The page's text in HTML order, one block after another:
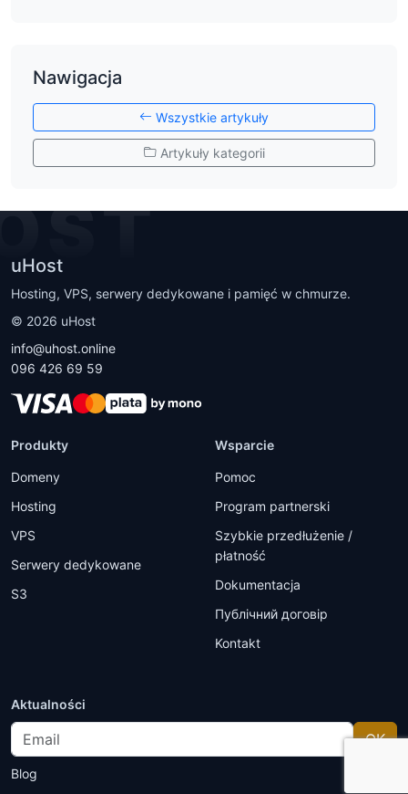
Nawigacja
Wszystkie artykuły
Artykuły kategorii
uHost
Hosting, VPS, serwery dedykowane i pamięć w chmurze.
© 2026 uHost
info@uhost.online
096 426 69 59
Produkty
Domeny
Hosting
VPS
Serwery dedykowane
S3
Wsparcie
Pomoc
Program partnerski
Szybkie przedłużenie /
płatność
Dokumentacja
Публічний договір
Kontakt
Aktualności
Email OK
Blog